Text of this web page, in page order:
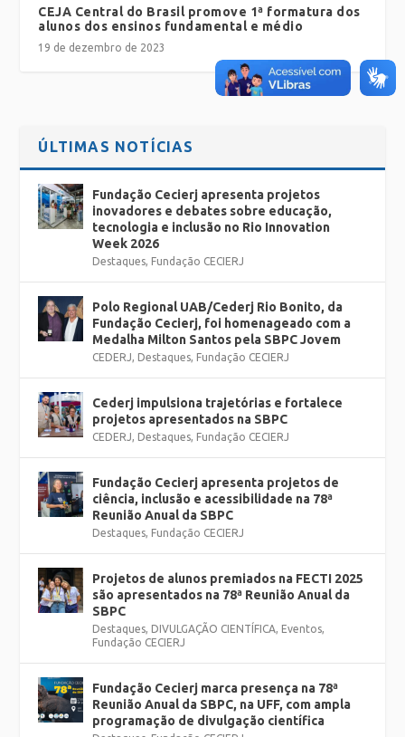
CEJA Central do Brasil promove 1ª formatura dos
alunos dos ensinos fundamental e médio
19 de dezembro de 2023
ÚLTIMAS NOTÍCIAS
Fundação Cecierj apresenta projetos
inovadores e debates sobre educação,
tecnologia e inclusão no Rio Innovation
Week 2026
Destaques, Fundação CECIERJ
Polo Regional UAB/Cederj Rio Bonito, da
Fundação Cecierj, foi homenageado com a
Medalha Milton Santos pela SBPC Jovem
CEDERJ, Destaques, Fundação CECIERJ
Cederj impulsiona trajetórias e fortalece
projetos apresentados na SBPC
CEDERJ, Destaques, Fundação CECIERJ
Fundação Cecierj apresenta projetos de
ciência, inclusão e acessibilidade na 78ª
Reunião Anual da SBPC
Destaques, Fundação CECIERJ
Projetos de alunos premiados na FECTI 2025
são apresentados na 78ª Reunião Anual da
SBPC
Destaques, DIVULGAÇÃO CIENTÍFICA, Eventos,
Fundação CECIERJ
Fundação Cecierj marca presença na 78ª
Reunião Anual da SBPC, na UFF, com ampla
programação de divulgação científica